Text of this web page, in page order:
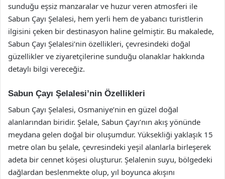
sunduğu eşsiz manzaralar ve huzur veren atmosferi ile
Sabun Çayı Şelalesi, hem yerli hem de yabancı turistlerin
ilgisini çeken bir destinasyon haline gelmiştir. Bu makalede,
Sabun Çayı Şelalesi’nin özellikleri, çevresindeki doğal
güzellikler ve ziyaretçilerine sunduğu olanaklar hakkında
detaylı bilgi vereceğiz.
Sabun Çayı Şelalesi’nin Özellikleri
Sabun Çayı Şelalesi, Osmaniye’nin en güzel doğal
alanlarından biridir. Şelale, Sabun Çayı’nın akış yönünde
meydana gelen doğal bir oluşumdur. Yüksekliği yaklaşık 15
metre olan bu şelale, çevresindeki yeşil alanlarla birleşerek
adeta bir cennet köşesi oluşturur. Şelalenin suyu, bölgedeki
dağlardan beslenmekte olup, yıl boyunca akışını